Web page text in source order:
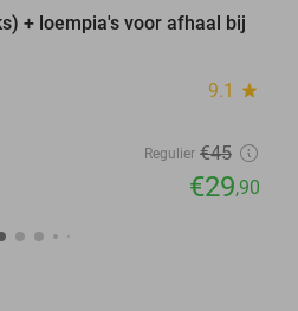
+ loempia's voor afhaal bij
9.1 star
Regulier €45
€29,90